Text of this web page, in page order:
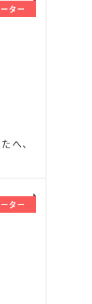
ター
へ、
ター